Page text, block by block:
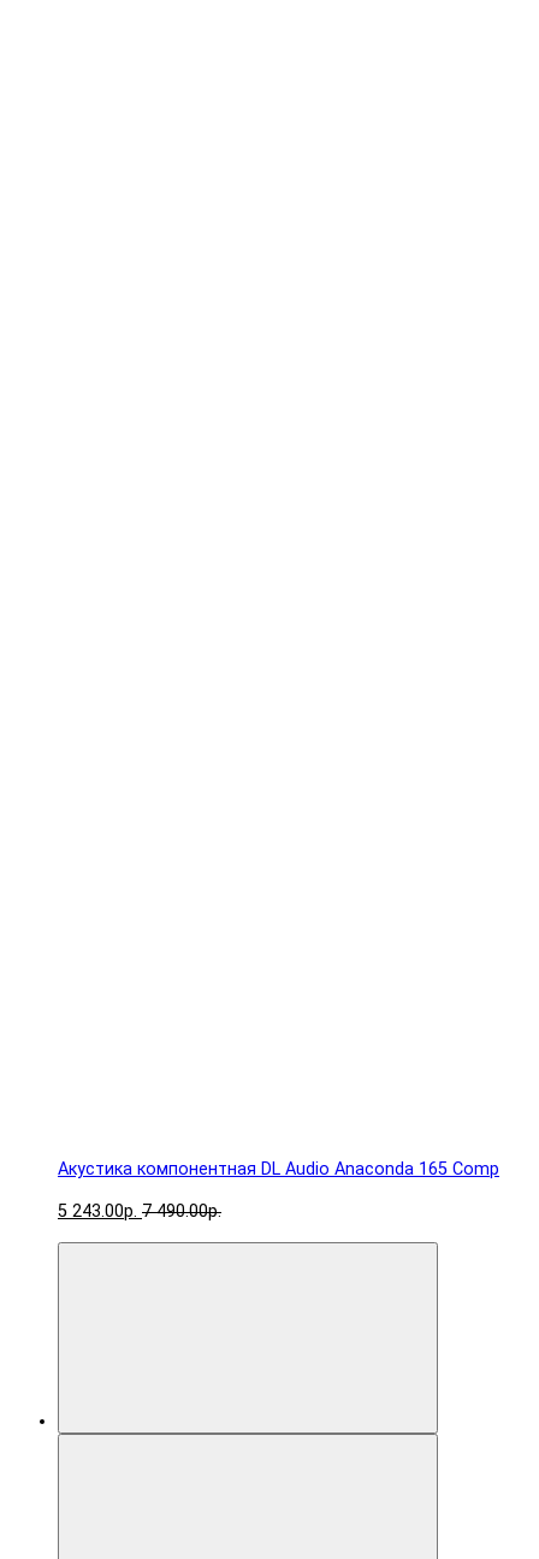
Акустика компонентная DL Audio Anaconda 165 Comp
5 243.00р. 7 490.00р.